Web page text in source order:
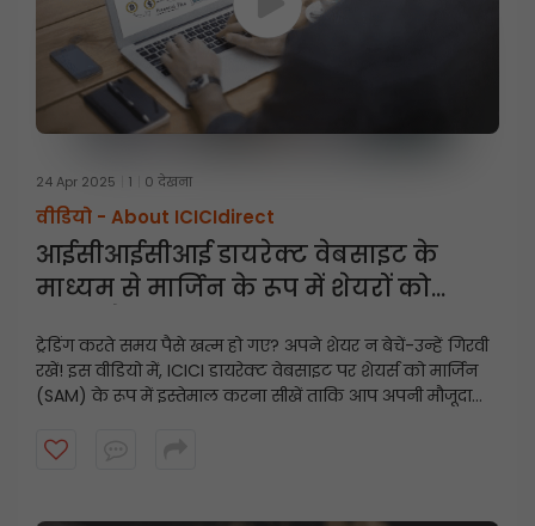
24 Apr 2025 1 0 देखना
वीडियो - About ICICIdirect
आईसीआईसीआई डायरेक्ट वेबसाइट के
माध्यम से मार्जिन के रूप में शेयरों को
ट्रेडिंग करते समय पैसे खत्म हो गए? अपने शेयर न बेचें-उन्हें गिरवी
रखें! इस वीडियो में, ICICI डायरेक्ट वेबसाइट पर शेयर्स को मार्जिन
(SAM) के रूप में इस्तेमाल करना सीखें ताकि आप अपनी मौजूदा
सकें।